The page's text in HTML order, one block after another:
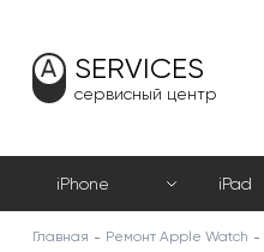
SERVICES
сервисный центр
iPhone iPad
Главная Ремонт Apple Watch